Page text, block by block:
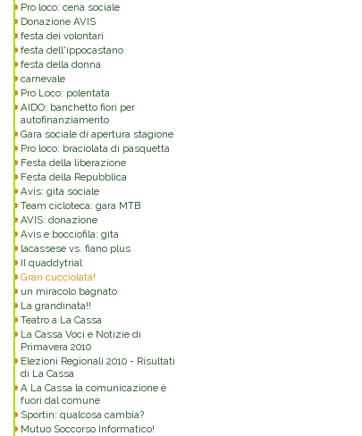
Pro loco: cena sociale
Donazione AVIS
festa dei volontari
festa dell'ippocastano
festa della donna
carnevale
Pro Loco: polentata
AIDO: banchetto fiori per
autofinanziamento
Gara sociale di apertura stagione
Pro loco: braciolata di pasquetta
Festa della liberazione
Festa della Repubblica
Avis: gita sociale
Team cicloteca: gara MTB
AVIS: donazione
Avis e bocciofila: gita
lacassese vs. fiano plus
II quaddytrial
Gran cucciolata!
un miracolo bagnato
La grandinata!!
Teatro a La Cassa
La Cassa Voci e Notizie di
Primavera 2010
Elezioni Regionali 2010 - Risultati
di La Cassa
A La Cassa la comunicazione è
fuori dal comune
Sportin: qualcosa cambia?
Mutuo Soccorso Informatico!